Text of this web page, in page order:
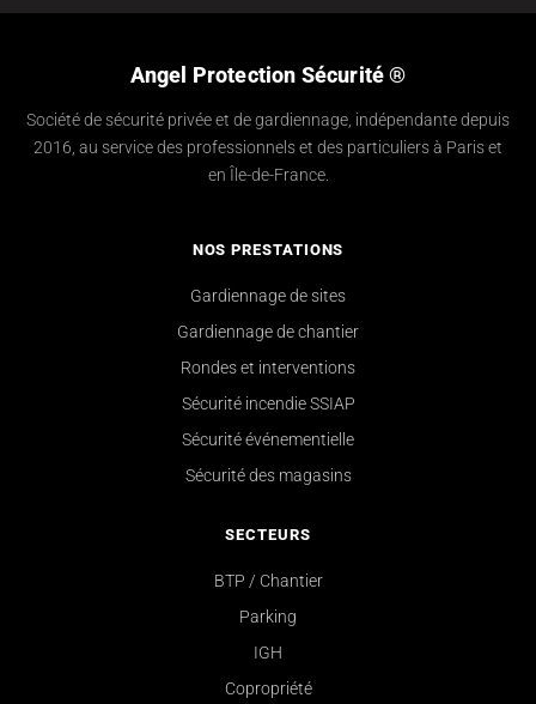
Angel Protection Sécurité ®
Société de sécurité privée et de gardiennage, indépendante depuis
2016, au service des professionnels et des particuliers à Paris et
en Île-de-France.
NOS PRESTATIONS
Gardiennage de sites
Gardiennage de chantier
Rondes et interventions
Sécurité incendie SSIAP
Sécurité événementielle
Sécurité des magasins
SECTEURS
BTP / Chantier
Parking
IGH
Copropriété